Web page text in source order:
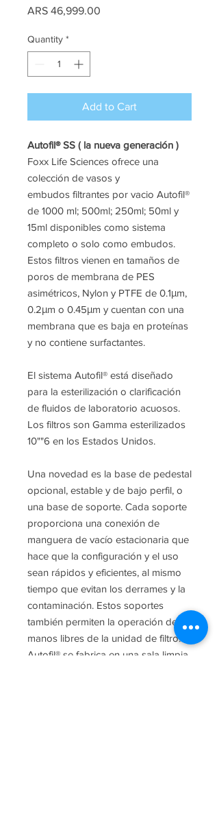
ARS 46,999.00
Quantity *
Add to Cart
Autofil® SS ( la nueva generación )
Foxx Life Sciences ofrece una
colección de vasos y
embudos filtrantes por vacio Autofil®
de 1000 ml; 500ml; 250ml; 50ml y
15ml disponibles como sistema
completo o solo como embudos.
Estos filtros vienen en tamaños de
poros de membrana de PES
asimétricos, Nylon y PTFE de 0.1μm,
0.2μm o 0.45μm y cuentan con una
membrana que es baja en proteínas
y no contiene surfactantes.
El sistema Autofil® está diseñado
para la esterilización o clarificación
de fluidos de laboratorio acuosos.
Los filtros son Gamma esterilizados
10""6 en los Estados Unidos.
Una novedad es la base de pedestal
opcional, estable y de bajo perfil, o
una base de soporte. Cada soporte
proporciona una conexión de
manguera de vacío estacionaria que
hace que la configuración y el uso
sean rápidos y eficientes, al mismo
tiempo que evitan los derrames y la
contaminación. Estos soportes
también permiten la operación de
manos libres de la unidad de filtro. El
Autofil® se fabrica en una sala limpia